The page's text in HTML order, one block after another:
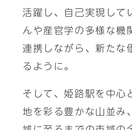
活躍し、自己実現して
んや産官学の多様な機
連携しながら、新たな
るように。
そして、姫路駅を中心
地を彩る豊かな山並み